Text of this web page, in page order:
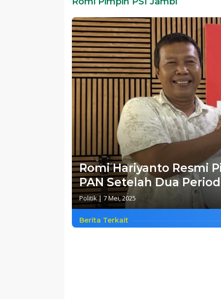
Romi Hariyanto Resmi
PAN Setelah Dua
Politik| 7 Mei, 2025
Berita Terkait